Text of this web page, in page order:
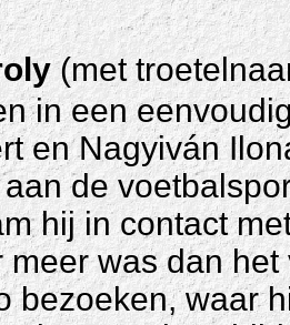
(met
in een
en Nagyiván
de
hij in contact
meer was dan
bezoeken, waar